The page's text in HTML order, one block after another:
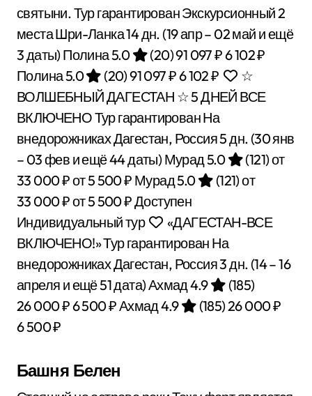
святыни. Тур гарантирован Экскурсионный 2
места Шри-Ланка14 дн. (19 апр – 02 май и ещё
3 даты)Полина 5.0 (20)91 097 ₽6 102 ₽
Полина 5.0
(20)91 097 ₽6 102 ₽
☆
ВОЛШЕБНЫЙ ДАГЕСТАН ☆ 5 ДНЕЙ ВСЕ
ВКЛЮЧЕНО Тур гарантирован На
внедорожниках Дагестан, Россия5 дн. (30 янв
– 03 фев и ещё 44 даты)Мурад 5.0 (121)от
33 000 ₽от 5 500 ₽ Мурад 5.0 (121)от
33 000 ₽от 5 500 ₽Доступен
Индивидуальный тур
«ДАГЕСТАН-ВСЕ
ВКЛЮЧЕНО!» Тур гарантирован На
внедорожниках Дагестан, Россия3 дн. (14 – 16
апреля и ещё 51 дата)Ахмад 4.9
(185)
26 000 ₽6 500 ₽Ахмад 4.9 (185)26 000 ₽
6 500 ₽
Башня Белен